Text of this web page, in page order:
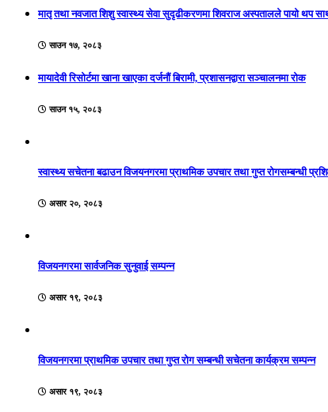
मातृ तथा नवजात शिशु स्वास्थ्य सेवा सुदृढीकरणमा शिवराज अस्पतालले पायो थप
साउन १७, २०८३
मायादेवी रिसोर्टमा खाना खाएका दर्जनौं बिरामी, प्रशासनद्वारा सञ्चालनमा रोक
साउन १५, २०८३
स्वास्थ्य सचेतना बढाउन विजयनगरमा प्राथमिक उपचार तथा गुप्त रोगसम्बन्धी
असार २०, २०८३
विजयनगरमा सार्वजनिक सुनुवाई सम्पन्न
असार १९, २०८३
विजयनगरमा प्राथमिक उपचार तथा गुप्त रोग सम्बन्धी सचेतना कार्यक्रम सम्पन्न
असार १९, २०८३